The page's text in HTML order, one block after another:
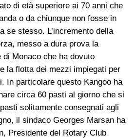
di età superiore ai 70 anni che
o da chiunque non fosse in
se stesso. L’incremento della
messo a dura prova la
di Monaco che ha dovuto
la flotta dei mezzi impiegati per
In particolare questo Kangoo ha
circa 60 pasti al giorno che si
solitamente consegnati agli
il sindaco Georges Marsan ha
Presidente del Rotary Club